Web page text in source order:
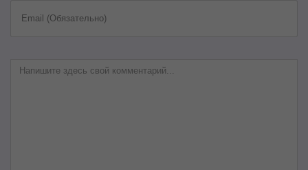
Email (Обязательно)